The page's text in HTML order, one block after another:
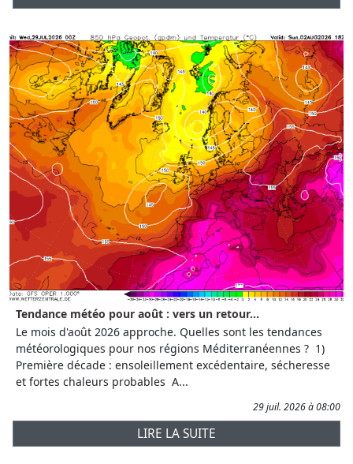
Tendance météo pour août : vers un retour...
Le mois d'août 2026 approche. Quelles sont les tendances
météorologiques pour nos régions Méditerranéennes ? 1)
Première décade : ensoleillement excédentaire, sécheresse
et fortes chaleurs probables A...
29 juil. 2026 à 08:00
LIRE LA SUITE